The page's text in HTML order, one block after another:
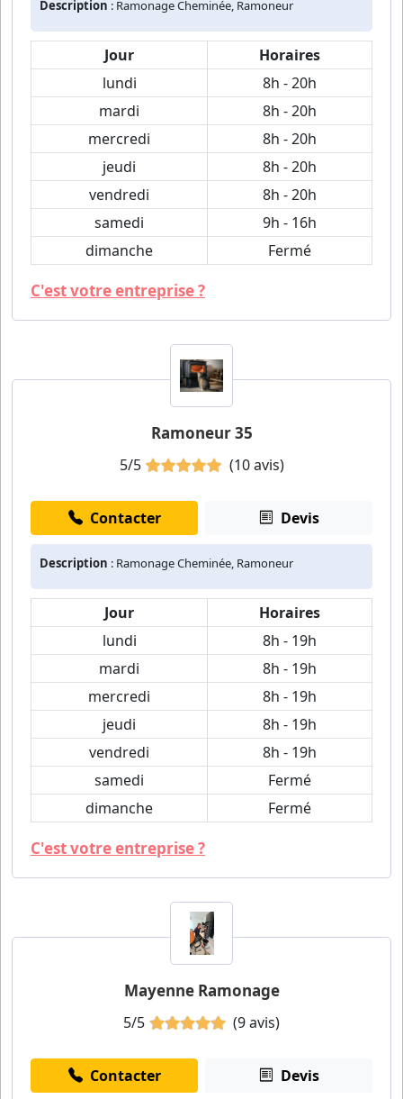
Description : Ramonage Cheminée, Ramoneur
Jour
Horaires
lundi
8h - 20h
mardi
8h - 20h
mercredi
8h - 20h
jeudi
8h - 20h
vendredi
8h - 20h
samedi
9h - 16h
dimanche
Fermé
C'est votre entreprise ?
Ramoneur 35
5/5 (10 avis)
Contacter Devis
Description : Ramonage Cheminée, Ramoneur
Jour
Horaires
lundi
8h - 19h
mardi
8h - 19h
mercredi
8h - 19h
jeudi
8h - 19h
vendredi
8h - 19h
samedi
Fermé
dimanche
Fermé
C'est votre entreprise ?
Mayenne Ramonage
5/5 (9 avis)
Contacter Devis